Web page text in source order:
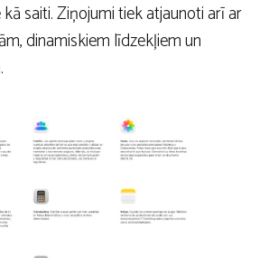
saiti. Ziņojumi tiek atjaunoti arī ar
dinamiskiem līdzekļiem un